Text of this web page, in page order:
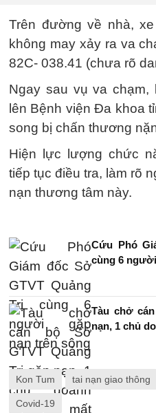
Trên đường về nhà,
không may xảy ra va
82C- 038.41 (chưa rõ
Ngay sau vụ va
lên Bệnh viện Đa khoa
song bị chấn thương
Hiện lực lượng chức
tiếp tục điều tra, làm rõ
nạn thương tâm này.
Cứu Phó
cùng 6
Tàu chở
nạn, 1 chủ
Kon Tum tai nạn giao thông
Covid-19